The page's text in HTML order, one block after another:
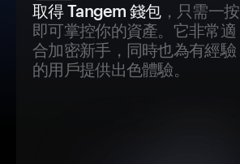
取得 Tangem 錢包，只需一按
即可掌控你的資產。它非常適
合加密新手，同時也為有經驗
的用戶提供出色體驗。